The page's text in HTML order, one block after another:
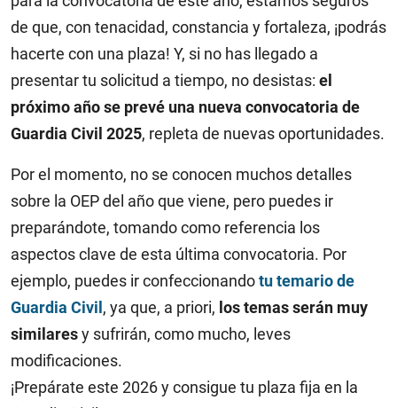
de que, con tenacidad, constancia y fortaleza, ¡podrás
hacerte con una plaza! Y, si no has llegado a
presentar tu solicitud a tiempo, no desistas: el
próximo año se prevé una nueva convocatoria de
Guardia Civil 2025, repleta de nuevas oportunidades.
Por el momento, no se conocen muchos detalles
sobre la OEP del año que viene, pero puedes ir
preparándote, tomando como referencia los
aspectos clave de esta última convocatoria. Por
ejemplo, puedes ir confeccionandotu temario de
Guardia Civil , ya que, a priori, los temas serán muy
similaresy sufrirán, como mucho, leves
modificaciones.
¡Prepárate este 2026 y consigue tu plaza fija en la